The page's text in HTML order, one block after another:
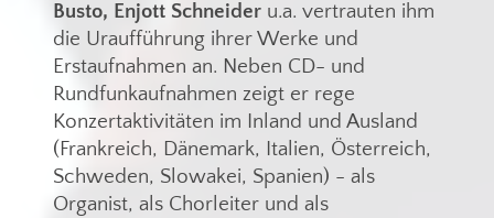
Busto, Enjott Schneider u.a. vertrauten ihm
die Uraufführung ihrer Werke und
Erstaufnahmen an. Neben CD- und
Rundfunkaufnahmen zeigt er rege
Konzertaktivitäten im Inland und Ausland
(Frankreich, Dänemark, Italien, Österreich,
Schweden, Slowakei, Spanien) - als
Organist, als Chorleiter und als